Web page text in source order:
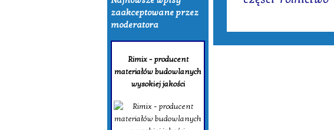
zaakceptowane przez
moderatora
Rimix - producent
materiałów budowlanych
wysokiej jakości